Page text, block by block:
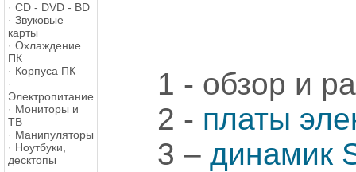
· CD - DVD - BD
· Звуковые
карты
· Охлаждение
ПК
· Корпуса ПК
·
Электропитание
· Мониторы и
ТВ
· Манипуляторы
· Ноутбуки,
десктопы
1 - обзор и
2 - платы
3 – динамик